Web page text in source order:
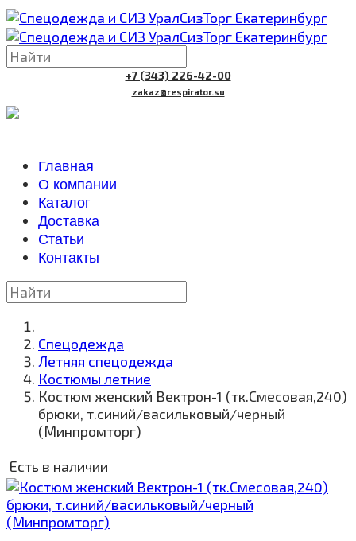
+7 (343) 226-42-00
zakaz@respirator.su
Главная
О компании
Каталог
Доставка
Cтатьи
Контакты
Спецодежда
Летняя спецодежда
Костюмы летние
Костюм женский Вектрон-1 (тк.Смесовая,240)
брюки, т.синий/васильковый/черный
(Минпромторг)
Есть в наличии